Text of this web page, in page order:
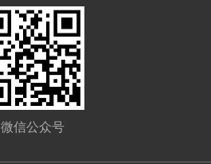
微信公众号